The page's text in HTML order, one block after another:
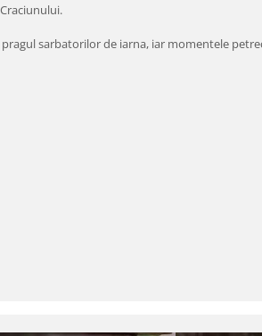
sarbatorilor de iarna, iar momentele